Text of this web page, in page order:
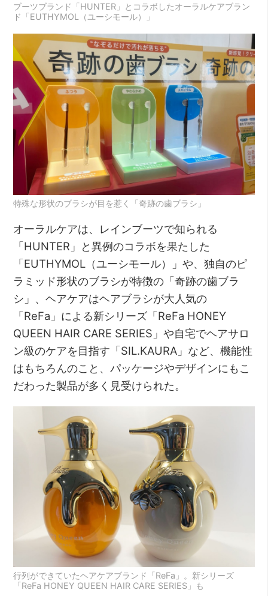
ブーツブランド「HUNTER」とコラボしたオーラルケアブラン
ド「EUTHYMOL（ユーシモール）」
特殊な形状のブラシが目を惹く「奇跡の歯ブラシ」
オーラルケアは、レインブーツで知られる
「HUNTER」と異例のコラボを果たした
「EUTHYMOL（ユーシモール）」や、独自のピ
ラミッド形状のブラシが特徴の「奇跡の歯ブラ
シ」、ヘアケアはヘアブラシが大人気の
「ReFa」による新シリーズ「ReFa HONEY
QUEEN HAIR CARE SERIES」や自宅でヘアサロ
ン級のケアを目指す「SIL.KAURA」など、機能性
はもちろんのこと、パッケージやデザインにもこ
だわった製品が多く見受けられた。
行列ができていたヘアケアブランド「ReFa」。新シリーズ
「ReFa HONEY QUEEN HAIR CARE SERIES」も